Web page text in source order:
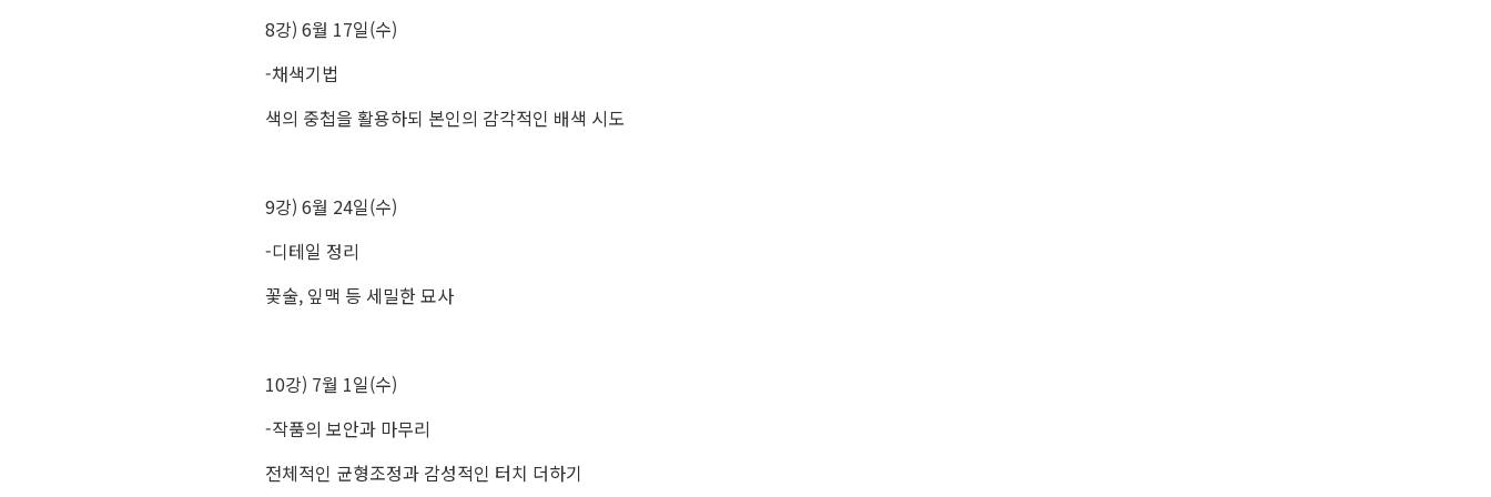
8강) 6월 17일(수)
-채색기법
색의 중첩을 활용하되 본인의 감각적인 배색 시도
9강) 6월 24일(수)
-디테일 정리
꽃술, 잎맥 등 세밀한 묘사
10강) 7월 1일(수)
-작품의 보안과 마무리
전체적인 균형조정과 감성적인 터치 더하기